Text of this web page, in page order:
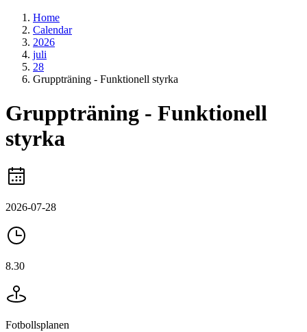
Home
Calendar
2026
juli
28
Gruppträning - Funktionell styrka
Gruppträning - Funktionell
styrka
2026-07-28
8.30
Fotbollsplanen